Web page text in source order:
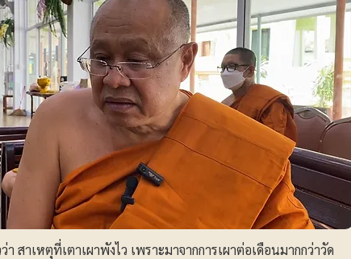
า สาเหตุที่เตาเผาพังไว เพราะมาจากการเผาต่อเดือนมากกว่าวัด